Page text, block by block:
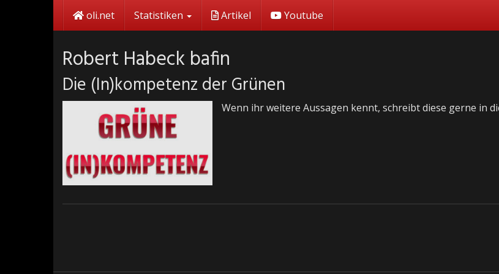
oli.net Statistiken Artikel Youtube
Robert Habeck bafin
Die (In)kompetenz der Grünen
Wenn ihr weitere Aussagen kennt, schreibt diese gerne in